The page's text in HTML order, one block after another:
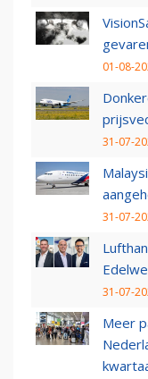
01-08-
31-07-
31-07-
31-07-
Meer